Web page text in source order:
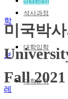
석사과정
대학입학
대학순위
미국박
Fall